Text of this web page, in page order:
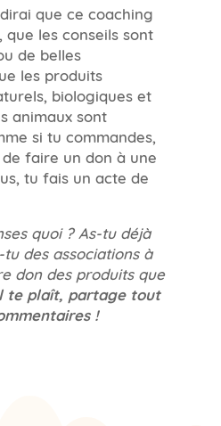
que ce coaching
les conseils sont
de belles
les produits
biologiques et
animaux sont
si tu commandes,
faire un don à une
tu fais un acte de
quoi ? As-tu déjà
des associations à
don des produits que
te plaît, partage tout
!